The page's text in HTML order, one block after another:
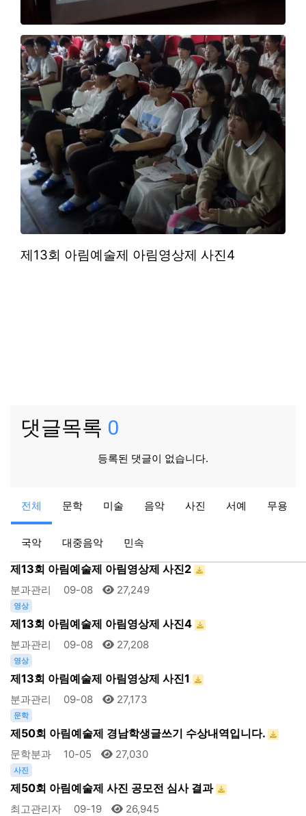
제13회 아림예술제 아림영상제 사진4
댓글목록 0
등록된 댓글이 없습니다.
전체 문학 미술 음악 사진 서예 무용
국악 대중음악 민속
2017년 동화구연대회 유치부 수상내역
동화분과관리자 10-17
제13회 아림예술제 아림영상제 사진2
분과관리 09-08 27,249
영상
제13회 아림예술제 아림영상제 사진4
분과관리 09-08 27,208
영상
제13회 아림예술제 아림영상제 사진1
분과관리 09-08 27,173
문학
제50회 아림예술제 경남학생글쓰기 수상내역입니다.
문학분과 10-05 27,030
사진
제50회 아림예술제 사진 공모전 심사 결과
최고관리자 09-19 26,945